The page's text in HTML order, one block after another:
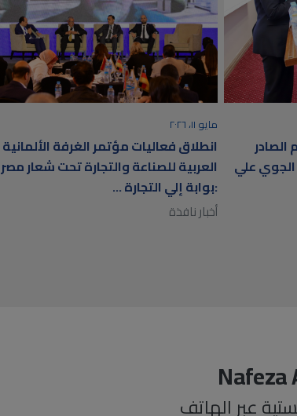
مايو ١١، ٢٠٢٦
انطلاق فعاليات مؤتمر الغرفة الألمانية
العربية للصناعة والتجارة تحت شعار مصر
:بوابة إلي التجارة ...
أخبار نافذة
الصادر
علي
عبر الهاتف